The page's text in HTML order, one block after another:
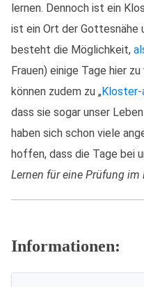
lernen. Dennoch ist ein
ist ein Ort der Gottesnähe
besteht die Möglichkeit,
Frauen) einige Tage hier
können zudem zu „
dass sie sogar unser
haben sich schon viele
hoffen, dass die Tage bei
Lernen für eine Prüfung im
Informationen: